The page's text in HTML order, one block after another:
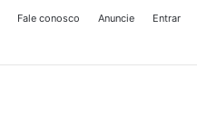
Fale conosco Anuncie Entrar